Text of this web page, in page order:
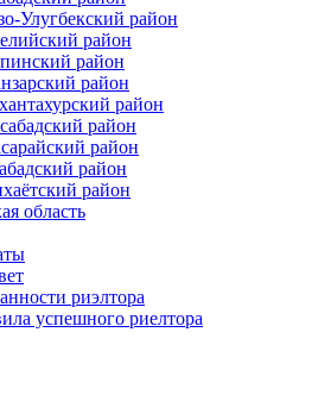
Улугбекский район
район
район
район
район
район
район
район
район
область
риэлтора
успешного риелтора